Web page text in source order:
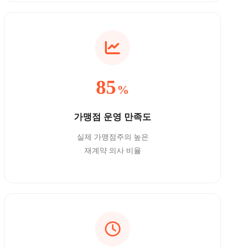
85%
가맹점 운영 만족도
실제 가맹점주의 높은
재계약 의사 비율